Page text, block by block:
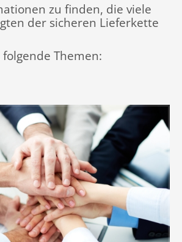
zu finden, die viele
der sicheren Lieferkette
Themen: